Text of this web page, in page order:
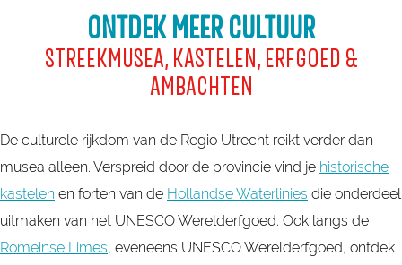
ONTDEK MEER CULTUUR
STREEKMUSEA, KASTELEN, ERFGOED &
AMBACHTEN
De culturele rijkdom van de Regio Utrecht reikt verder dan
musea alleen. Verspreid door de provincie vind je historische
kastelen en forten van de Hollandse Waterlinies die onderdeel
uitmaken van het UNESCO Werelderfgoed. Ook langs de
Romeinse Limes, eveneens UNESCO Werelderfgoed, ontdek